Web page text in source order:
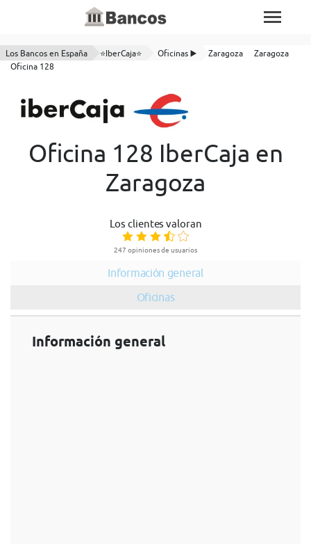
Los Bancos en España ⭐IberCaja⭐ Oficinas ▶️ Zaragoza
Zaragoza
Oficina 128
Oficina 128 IberCaja en
Zaragoza
Los clientes valoran
247 opiniones de usuarios
Información general
Oficinas
Información general